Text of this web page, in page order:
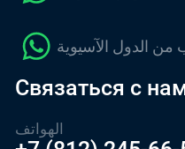
من الدول الآسيوية
Связаться с
الهواتف